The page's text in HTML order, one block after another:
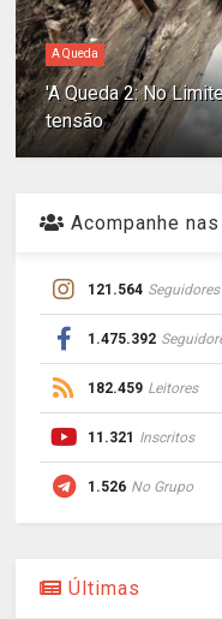
A Queda
'A Queda 2: No
tensão
Acompanhe
121.564 Seguidores
1.475.392
182.459 Leitores
11.321 Inscritos
1.526 No Grupo
Últimas